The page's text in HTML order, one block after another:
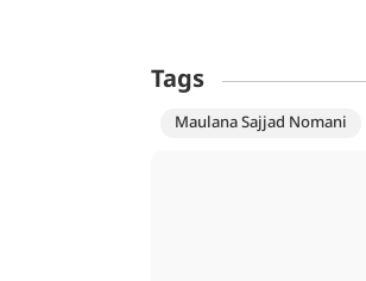
Tags
Maulana Sajjad Nomani